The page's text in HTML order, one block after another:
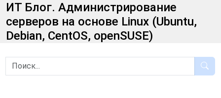
ИТ Блог. Администрирование
серверов на основе Linux (Ubuntu,
Debian, CentOS, openSUSE)